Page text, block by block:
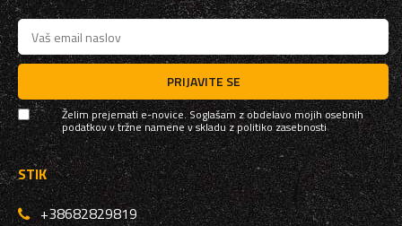
PRIJAVITE SE
Želim prejemati e-novice. Soglašam z obdelavo mojih osebnih
podatkov v tržne namene v skladu zpolitiko zasebnosti
STIK
+38682829819